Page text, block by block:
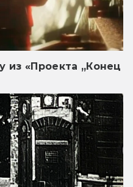
из «Проекта „Конец